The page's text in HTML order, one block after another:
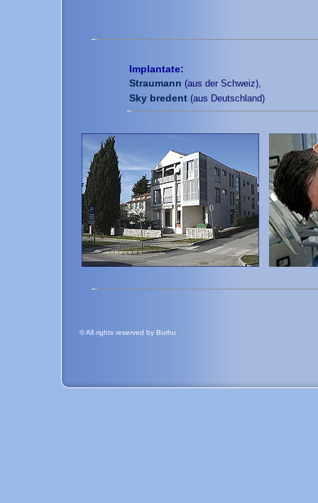
Implantate:
Straumann (aus der Schweiz),
Sky bredent (aus Deutschland)
© All rights reserved by Burhu